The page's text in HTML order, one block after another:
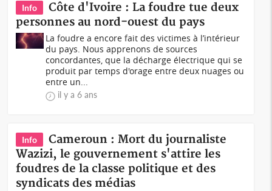
Info
Côte d'Ivoire : La foudre tue deux
personnes au nord-ouest du pays
La foudre a encore fait des victimes à l’intérieur
du pays. Nous apprenons de sources
concordantes, que la décharge électrique qui se
produit par temps d'orage entre deux nuages ou
entre un...
il y a 6 ans
Info
Cameroun : Mort du journaliste
Wazizi, le gouvernement s'attire les
foudres de la classe politique et des
syndicats des médias